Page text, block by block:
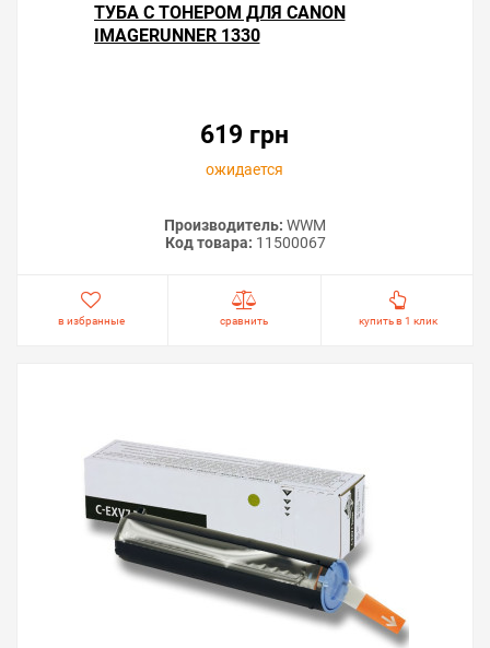
ТУБА С ТОНЕРОМ ДЛЯ CANON
IMAGERUNNER 1330
619 грн
ожидается
Производитель: WWM
Код товара: 11500067
в избранные сравнить купить в 1 клик